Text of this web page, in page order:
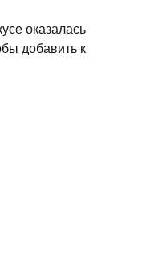
оказалась
добавить к